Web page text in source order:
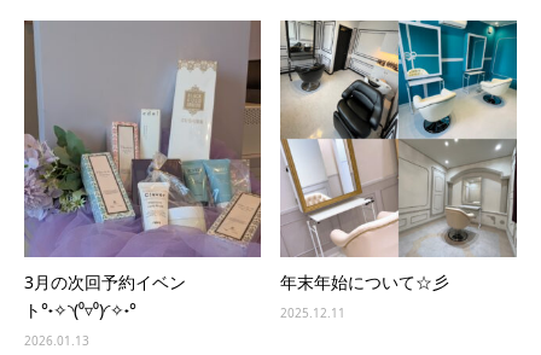
3月の次回予約イベン
ト°˖✧◝(⁰▿⁰)◜✧˖°
2026.01.13
年末年始について☆彡
2025.12.11